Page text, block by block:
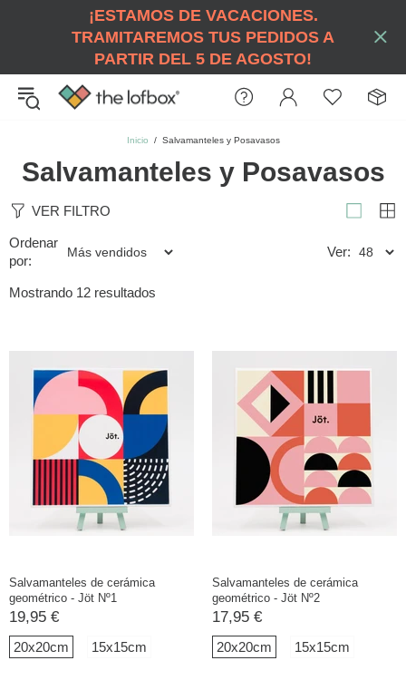
¡ESTAMOS DE VACACIONES.
TRAMITAREMOS TUS PEDIDOS A
PARTIR DEL 5 DE AGOSTO!
Inicio Salvamanteles y Posavasos
Salvamanteles y Posavasos
VER FILTRO
Ordenar
por:
Ver:
Mostrando 12 resultados
Salvamanteles de cerámica
geométrico - Jöt Nº1
19,95 €
20x20cm 15x15cm
Salvamanteles de cerámica
geométrico - Jöt Nº2
17,95 €
20x20cm 15x15cm